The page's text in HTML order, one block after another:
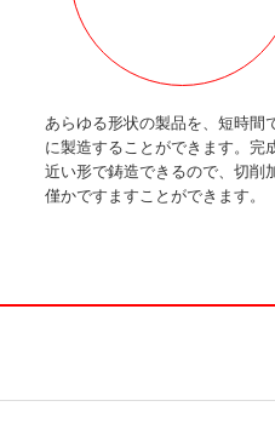
あらゆる形状の製品を、短時間
に製造することができます。完
近い形で鋳造できるので、切削
僅かですますことができます。